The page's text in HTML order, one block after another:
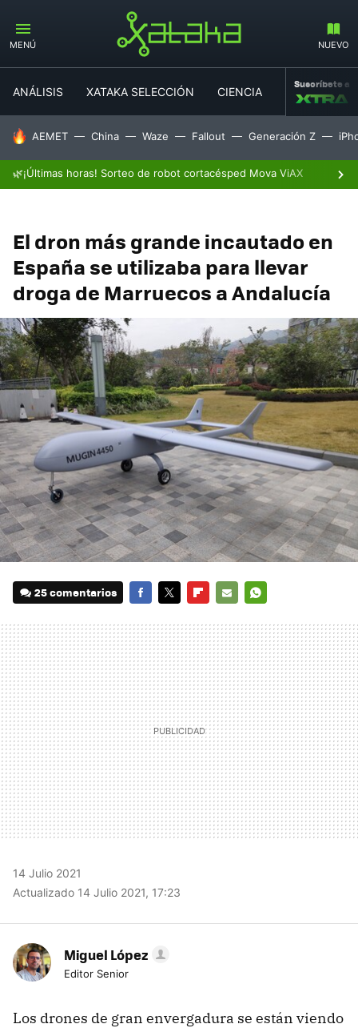
MENÚ NUEVO
ANÁLISIS XATAKA SELECCIÓN CIENCIA MOVILIDAD
Suscríbete a
HOY SE HABLA DE
AEMET China Waze Fallout Generación Z
🌿¡Últimas horas! Sorteo de robot cortacésped Mova ViAX
El dron más grande incautado en
España se utilizaba para llevar
droga de Marruecos a Andalucía
25 comentarios
MAIL
14 Julio 2021
Actualizado 14 Julio 2021, 17:23
Miguel López
Editor Senior
Los drones de gran envergadura se están viendo